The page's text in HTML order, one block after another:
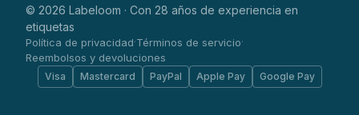
© 2026 Labeloom · Con 28 años de experiencia en
etiquetas
Política de privacidad·Términos de servicio·
Reembolsos y devoluciones
Visa Mastercard PayPal Apple Pay Google Pay